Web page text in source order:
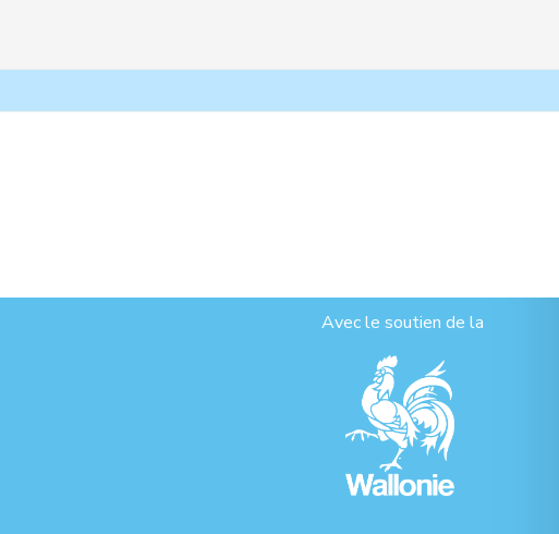
Avec le soutien de la